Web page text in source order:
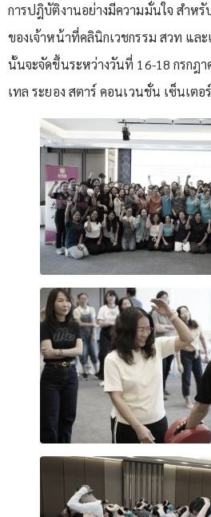
การปฎิบัติงานอย่างมีความมั่นใจ สำห
ของเจ้าหน้าที่คลินิกเวชกรรม สวท แล
นั้นจะจัดขึ้นระหว่างวันที่ 16-18 กรกฎ
เทล ระยอง สตาร์ คอนเวนชั่น เซ็นเตอ